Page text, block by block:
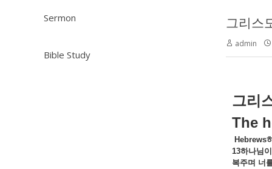
Sermon
Bible Study
그리스
admin
그리
The
Hebrews
13하나님이
복주며 너